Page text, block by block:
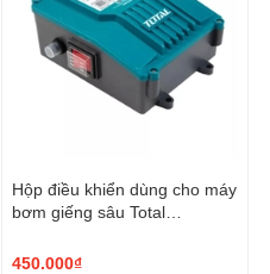
Hộp điều khiển dùng cho máy
bơm giếng sâu Total
450.000₫